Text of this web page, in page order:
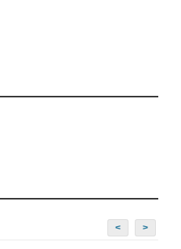
< >